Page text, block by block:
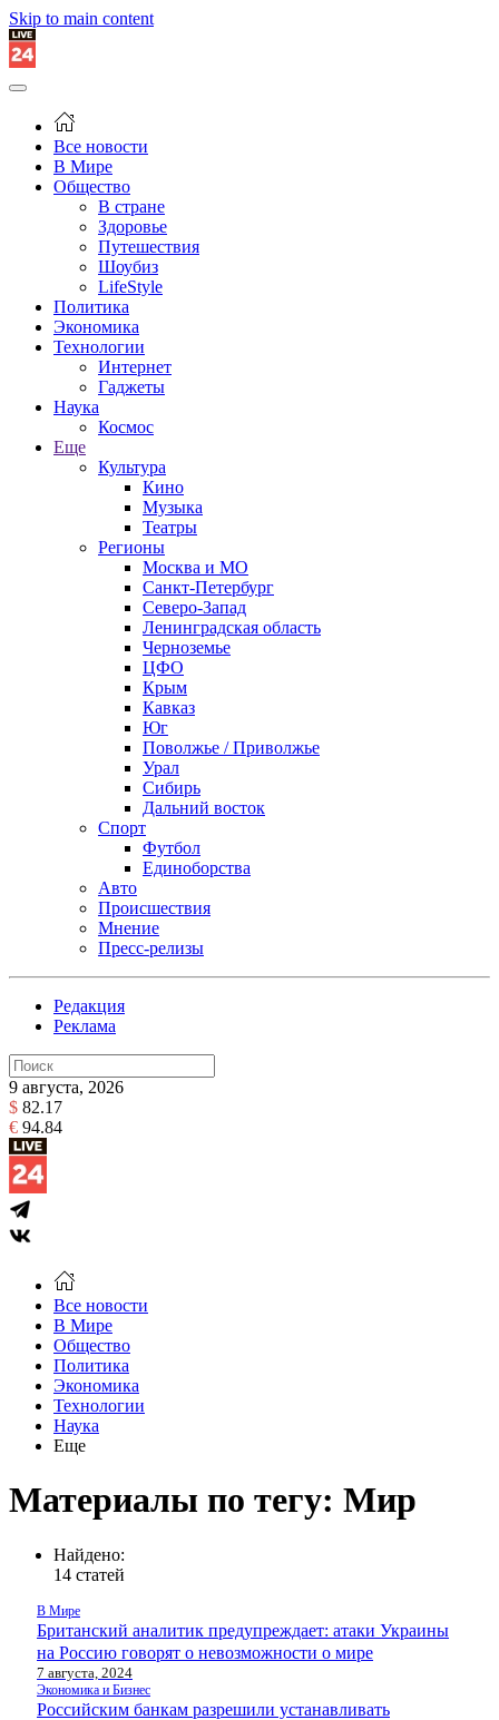
Skip to main content
Все новости
В Мире
Общество
В стране
Здоровье
Путешествия
Шоубиз
LifeStyle
Политика
Экономика
Технологии
Интернет
Гаджеты
Наука
Космос
Еще
Культура
Кино
Музыка
Театры
Регионы
Москва и МО
Санкт-Петербург
Северо-Запад
Ленинградская область
Черноземье
ЦФО
Крым
Кавказ
Юг
Поволжье / Приволжье
Урал
Сибирь
Дальний восток
Спорт
Футбол
Единоборства
Авто
Происшествия
Мнение
Пресс-релизы
Редакция
Реклама
9 августа, 2026
$ 82.17
€ 94.84
Все новости
В Мире
Общество
Политика
Экономика
Технологии
Наука
Еще
Материалы по тегу: Мир
Найдено:
14 статей
В Мире
Британский аналитик предупреждает: атаки Украины
на Россию говорят о невозможности о мире
7 августа, 2024
Экономика и Бизнес
Российским банкам разрешили устанавливать